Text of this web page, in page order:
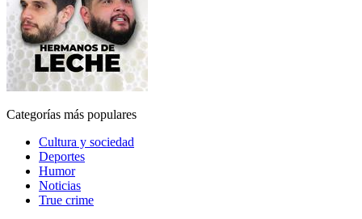
Categorías más populares
Cultura y sociedad
Deportes
Humor
Noticias
True crime